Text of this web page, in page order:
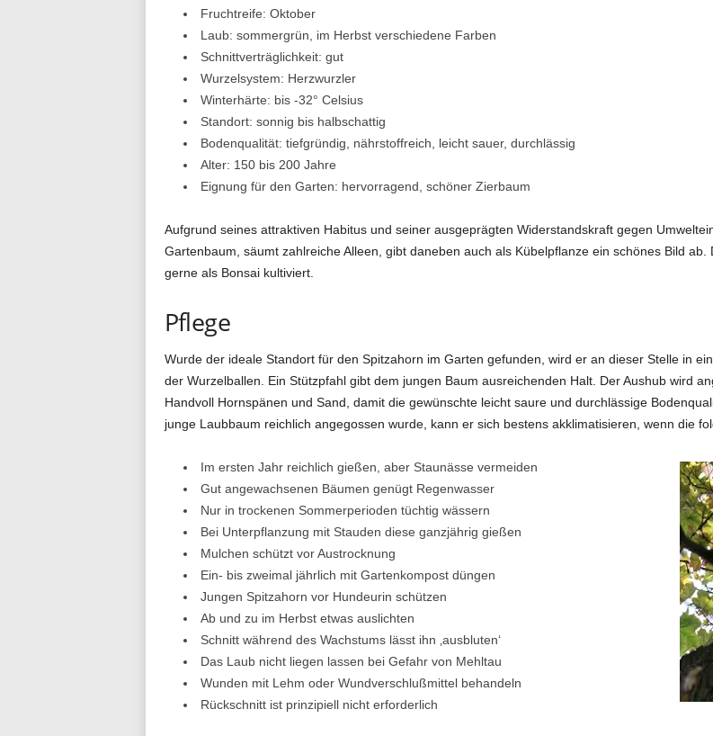
Fruchtreife: Oktober
Laub: sommergrün, im Herbst verschiedene Farben
Schnittverträglichkeit: gut
Wurzelsystem: Herzwurzler
Winterhärte: bis -32° Celsius
Standort: sonnig bis halbschattig
Bodenqualität: tiefgründig, nährstoffreich, leicht sauer, durchlässig
Alter: 150 bis 200 Jahre
Eignung für den Garten: hervorragend, schöner Zierbaum
Aufgrund seines attraktiven Habitus und seiner ausgeprägten Widerstandskraft gegen
Gartenbaum, säumt zahlreiche Alleen, gibt daneben auch als Kübelpflanze ein schönes Bild
gerne als Bonsai kultiviert.
Pflege
Wurde der ideale Standort für den Spitzahorn im Garten gefunden, wird er an dieser Stelle in
der Wurzelballen. Ein Stützpfahl gibt dem jungen Baum ausreichenden Halt. Der Aushub wird
Handvoll Hornspänen und Sand, damit die gewünschte leicht saure und durchlässige
junge Laubbaum reichlich angegossen wurde, kann er sich bestens akklimatisieren, wenn die
Im ersten Jahr reichlich gießen, aber Staunässe vermeiden
Gut angewachsenen Bäumen genügt Regenwasser
Nur in trockenen Sommerperioden tüchtig wässern
Bei Unterpflanzung mit Stauden diese ganzjährig gießen
Mulchen schützt vor Austrocknung
Ein- bis zweimal jährlich mit Gartenkompost düngen
Jungen Spitzahorn vor Hundeurin schützen
Ab und zu im Herbst etwas auslichten
Schnitt während des Wachstums lässt ihn ‚ausbluten‘
Das Laub nicht liegen lassen bei Gefahr von Mehltau
Wunden mit Lehm oder Wundverschlußmittel behandeln
Rückschnitt ist prinzipiell nicht erforderlich